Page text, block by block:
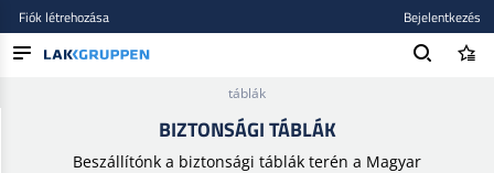
Fiók létrehozása Bejelentkezés
táblák
BIZTONSÁGI TÁBLÁK
Beszállítónk a biztonsági táblák terén a Magyar